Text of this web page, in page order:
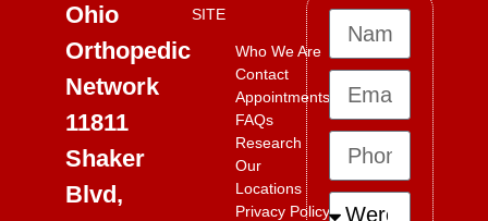
Ohio
Orthopedic
Network
11811
Shaker
Blvd,
SITE
Who We Are
Contact
Appointments
FAQs
Research
Our
Locations
Privacy Policy